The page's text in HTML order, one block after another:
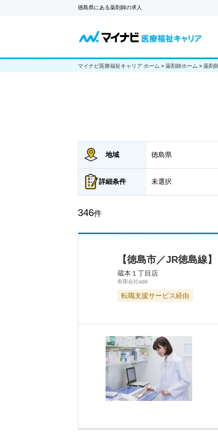
徳島県にある薬剤師の求人
マイナビ医療福祉キャリア ホーム > 薬剤師ホーム > 薬剤
地域 徳島県
詳細条件 未選択
346件
【徳島市／JR徳島線
蔵本１丁目店
有限会社add
転職支援サービス経由